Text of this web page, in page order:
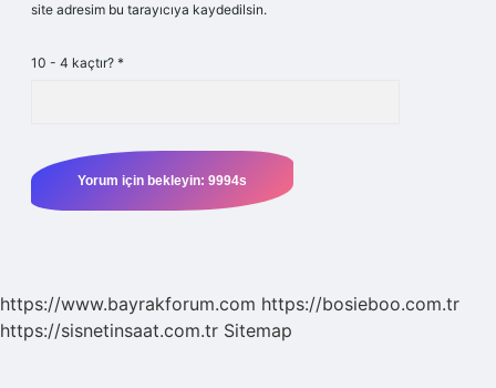
site adresim bu tarayıcıya kaydedilsin.
10 - 4 kaçtır? *
https://www.bayrakforum.com https://bosieboo.com.tr
https://sisnetinsaat.com.tr Sitemap